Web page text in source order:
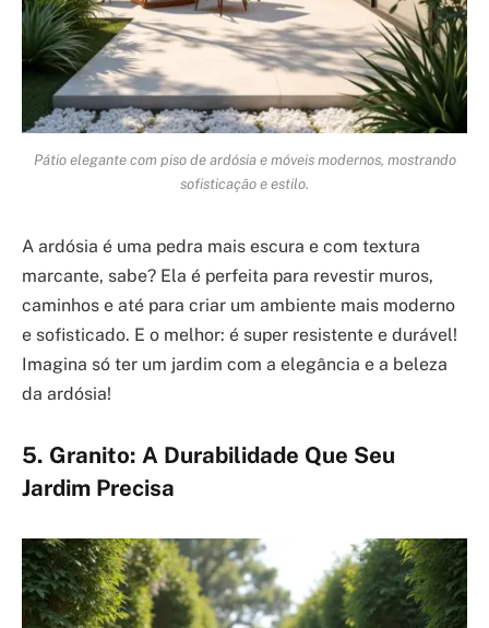
Pátio elegante com piso de ardósia e móveis modernos, mostrando
sofisticação e estilo.
A ardósia é uma pedra mais escura e com textura
marcante, sabe? Ela é perfeita para revestir muros,
caminhos e até para criar um ambiente mais moderno
e sofisticado. E o melhor: é super resistente e durável!
Imagina só ter um jardim com a elegância e a beleza
da ardósia!
5. Granito: A Durabilidade Que Seu
Jardim Precisa